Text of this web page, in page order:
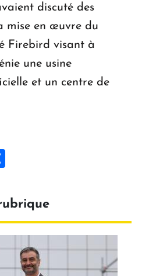
discuté des
mise en œuvre du
Firebird visant à
une usine
et un centre de